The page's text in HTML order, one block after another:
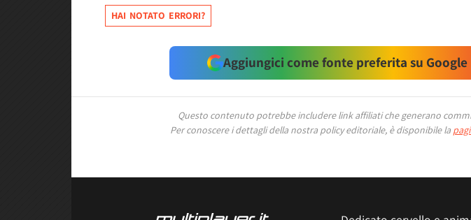
HAI NOTATO ERRORI?
Aggiungici come fonte preferita su Google
Questo contenuto potrebbe includere link affiliati che generano
Per conoscere i dettagli della nostra policy editoriale, è disponibile la